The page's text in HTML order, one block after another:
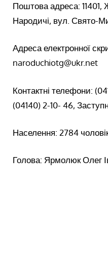
Поштова адреса:
Народичі, вул. Свято-
Адреса електронної
naroduchiotg@ukr.net
Контактні телефони:
(04140) 2-10- 46,
Населення: 2784
Голова: Ярмолюк Олег